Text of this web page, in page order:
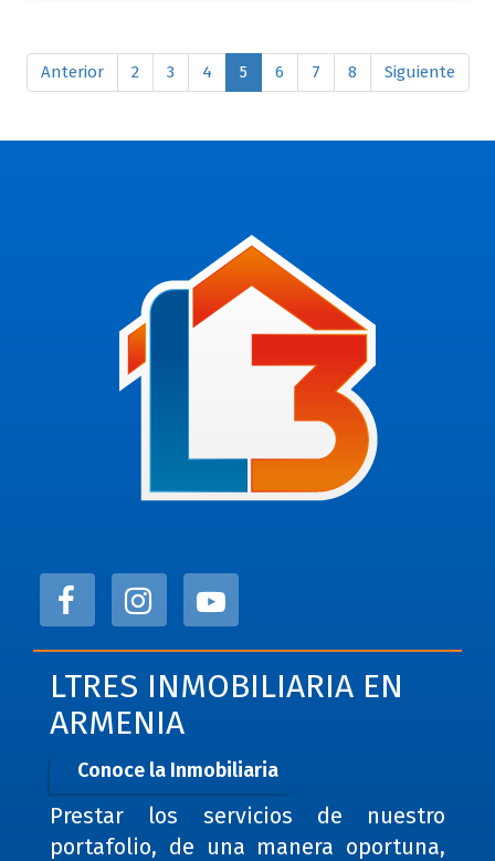
Anterior 2 3 4 5 6 7 8 Siguiente
LTRES INMOBILIARIA EN
ARMENIA
Conoce la Inmobiliaria
Prestar los servicios de nuestro
portafolio, de una manera oportuna,